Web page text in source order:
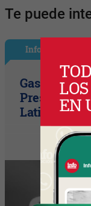
Te puede
InfoGerentes
Gastón
President